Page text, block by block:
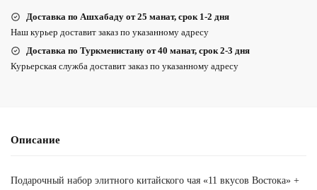
Доставка по Ашхабаду от 25 манат, срок 1-2 дня
Наш курьер доставит заказ по указанному адресу
Доставка по Туркменистану от 40 манат, срок 2-3 дня
Курьерская служба доставит заказ по указанному адресу
Описание
Подарочный набор элитного китайского чая «11 вкусов Востока» +